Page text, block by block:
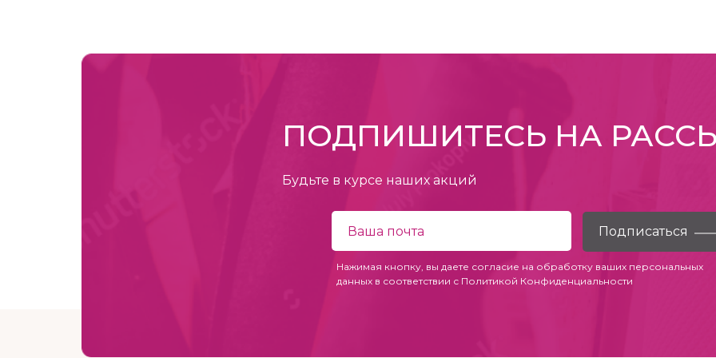
ПОДПИШИТЕСЬ НА
Будьте в курсе наших акций
Нажимая кнопку, вы даете согласие на обработку ваших персональных
данных в соответствии с Политикой Конфиденциальности